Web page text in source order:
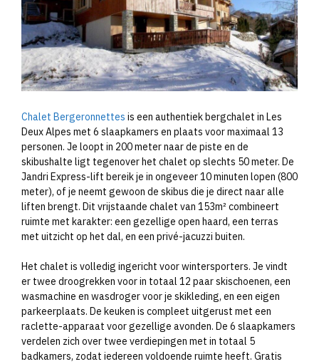
Chalet Bergeronnettes is een authentiek bergchalet in Les
Deux Alpes met 6 slaapkamers en plaats voor maximaal 13
personen. Je loopt in 200 meter naar de piste en de
skibushalte ligt tegenover het chalet op slechts 50 meter. De
Jandri Express-lift bereik je in ongeveer 10 minuten lopen (800
meter), of je neemt gewoon de skibus die je direct naar alle
liften brengt. Dit vrijstaande chalet van 153m² combineert
ruimte met karakter: een gezellige open haard, een terras
met uitzicht op het dal, en een privé-jacuzzi buiten.
Het chalet is volledig ingericht voor wintersporters. Je vindt
er twee droogrekken voor in totaal 12 paar skischoenen, een
wasmachine en wasdroger voor je skikleding, en een eigen
parkeerplaats. De keuken is compleet uitgerust met een
raclette-apparaat voor gezellige avonden. De 6 slaapkamers
verdelen zich over twee verdiepingen met in totaal 5
badkamers, zodat iedereen voldoende ruimte heeft. Gratis